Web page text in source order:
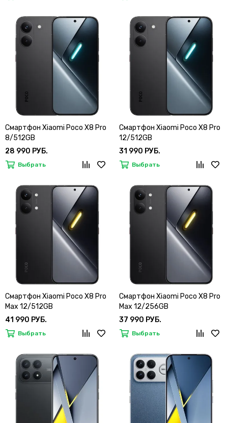
Смартфон Xiaomi Poco X8 Pro
8/512GB
28 990 РУБ.
Выбрать
Смартфон Xiaomi Poco X8 Pro
12/512GB
31 990 РУБ.
Выбрать
Смартфон Xiaomi Poco X8 Pro
Max 12/512GB
41 990 РУБ.
Выбрать
Смартфон Xiaomi Poco X8 Pro
Max 12/256GB
37 990 РУБ.
Выбрать